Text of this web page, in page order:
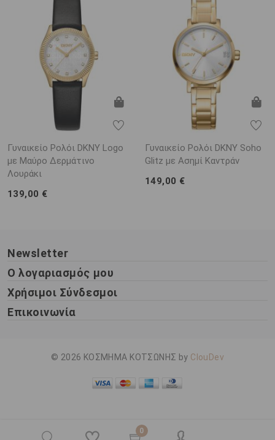
0
Γυναικείο Ρολόι DKNY Logo
με Μαύρο Δερμάτινο
Λουράκι
139,00 €
Γυναικείο Ρολόι DKNY Soho
Glitz με Ασημί Καντράν
149,00 €
Newsletter
Ο λογαριασμός μου
Χρήσιμοι Σύνδεσμοι
Επικοινωνία
© 2026 ΚΟΣΜΗΜΑ ΚΟΤΣΩΝΗΣ by ClouDev